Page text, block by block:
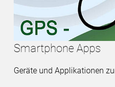
Smartphone Apps
Geräte und Applikationen